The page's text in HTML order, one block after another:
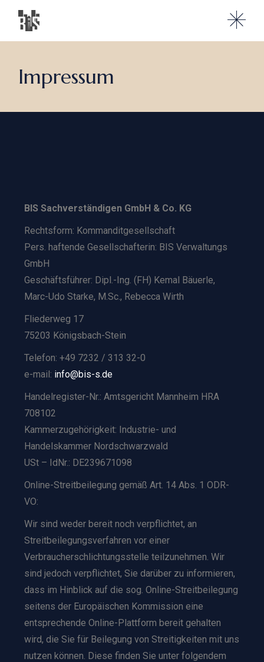
Impressum
BIS Sachverständigen GmbH & Co. KG
Rechtsform: Kommanditgesellschaft
Pers. haftende Gesellschafterin: BIS Verwaltungs
GmbH
Geschäftsführer: Dipl.-Ing. (FH) Kemal Bäuerle,
Marc-Udo Starke, M.Sc., Rebecca Wirth
Fliederweg 17
75203 Königsbach-Stein
Telefon: +49 7232 / 313 32-0
e-mail: info@bis-s.de
Handelregister-Nr.: Amtsgericht Mannheim HRA
708102
Kammerzugehörigkeit: Industrie- und
Handelskammer Nordschwarzwald
USt – IdNr.: DE239671098
Online-Streitbeilegung gemäß Art. 14 Abs. 1 ODR-
VO:
Wir sind weder bereit noch verpflichtet, an
Streitbeilegungsverfahren vor einer
Verbraucherschlichtungsstelle teilzunehmen. Wir
sind jedoch verpflichtet, Sie darüber zu informieren,
dass im Hinblick auf die sog. Online-Streitbeilegung
seitens der Europäischen Kommission eine
entsprechende Online-Plattform bereit gehalten
wird, die Sie für Beilegung von Streitigkeiten mit uns
nutzen können. Diese finden Sie unter folgendem